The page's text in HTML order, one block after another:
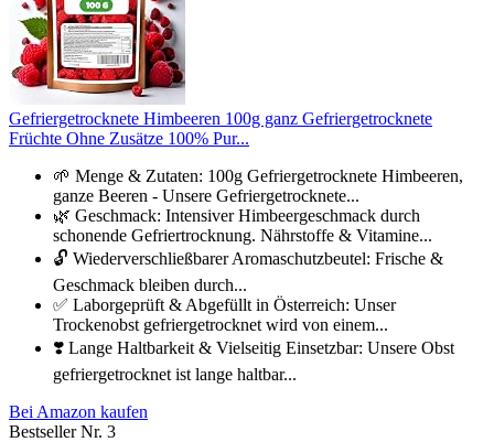
Gefriergetrocknete Himbeeren 100g ganz Gefriergetrocknete
Früchte Ohne Zusätze 100% Pur...
🌱 Menge & Zutaten: 100g Gefriergetrocknete Himbeeren,
ganze Beeren - Unsere Gefriergetrocknete...
🌿 Geschmack: Intensiver Himbeergeschmack durch
schonende Gefriertrocknung. Nährstoffe & Vitamine...
🔓 Wiederverschließbarer Aromaschutzbeutel: Frische &
Geschmack bleiben durch...
✅ Laborgeprüft & Abgefüllt in Österreich: Unser
Trockenobst gefriergetrocknet wird von einem...
❣️ Lange Haltbarkeit & Vielseitig Einsetzbar: Unsere Obst
gefriergetrocknet ist lange haltbar...
Bei Amazon kaufen
Bestseller Nr. 3